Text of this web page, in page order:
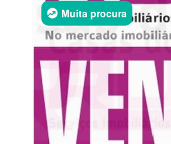
Muita procura